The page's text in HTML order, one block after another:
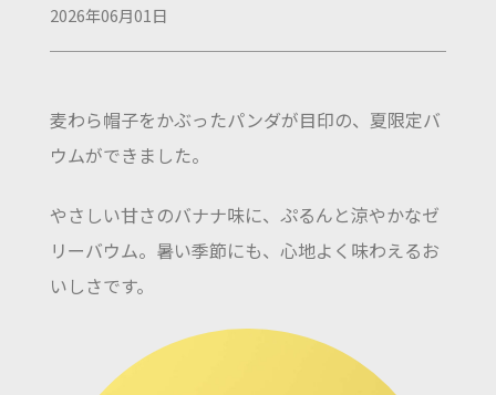
2026年06月01日
麦わら帽子をかぶったパンダが目印の、夏限定バ
ウムができました。
やさしい甘さのバナナ味に、ぷるんと涼やかなゼ
リーバウム。暑い季節にも、心地よく味わえるお
いしさです。